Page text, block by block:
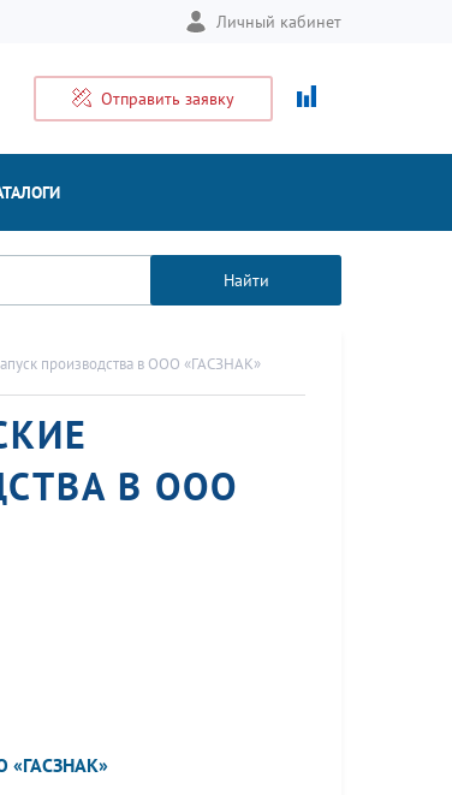
Личный кабинет
Отправить заявку
Найти
производства в ООО «ГАСЗНАК»
В ООО
«ГАСЗНАК»